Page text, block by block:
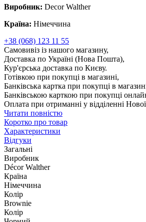
Виробник: Decor Walther
Країна: Німеччина
+38 (068) 123 11 55
Самовивіз із нашого магазину,
Доставка по Україні (Нова Пошта),
Кур'єрська доставка по Києву.
Готівкою при покупці в магазині,
Банківська картка при покупці в
Банківською карткою при покупці
Оплата при отриманні у відділенні
Читати повністю
Коротко про товар
Характеристики
Відгуки
Загальні
Виробник
Décor Walther
Країна
Німеччина
Колір
Brownie
Колір